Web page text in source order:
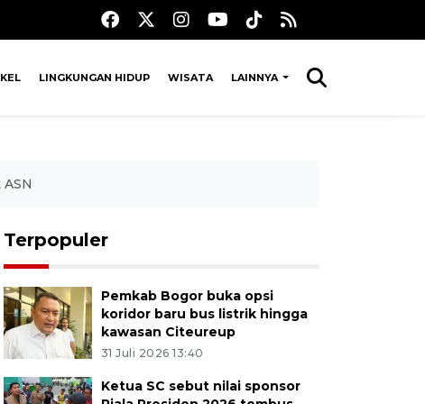
LINGKUNGAN HIDUP WISATA LAINNYA
Terpopuler
Pemkab Bogor buka opsi
koridor baru bus listrik hingga
kawasan Citeureup
31 Juli 2026 13:40
Ketua SC sebut nilai sponsor